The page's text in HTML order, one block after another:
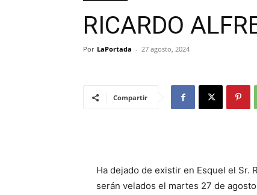
RICARDO
Por LaPortada - 27 agosto, 2024
Compartir
Ha dejado de existir en Esquel el Sr.
serán velados el martes 27 de